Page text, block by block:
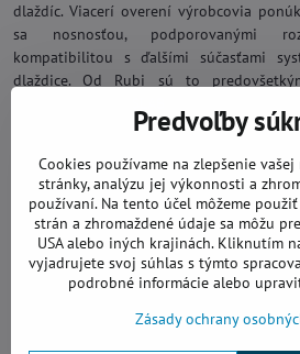
dlaždíc. Viacerí overení výrobcovia
sa nosnosťou, podporovanými
kompatibilitou s ďalšími súčasťami
dlaždice. Od Rubi sú to
Predvoľby
Cookies používame na zlepšenie
stránky, analýzu jej výkonnosti a
používaní. Na tento účel môžeme
strán a zhromaždené údaje sa môžu
USA alebo iných krajinách. Kliknutím
vyjadrujete svoj súhlas s týmto
podrobné informácie alebo
Zásady ochrany